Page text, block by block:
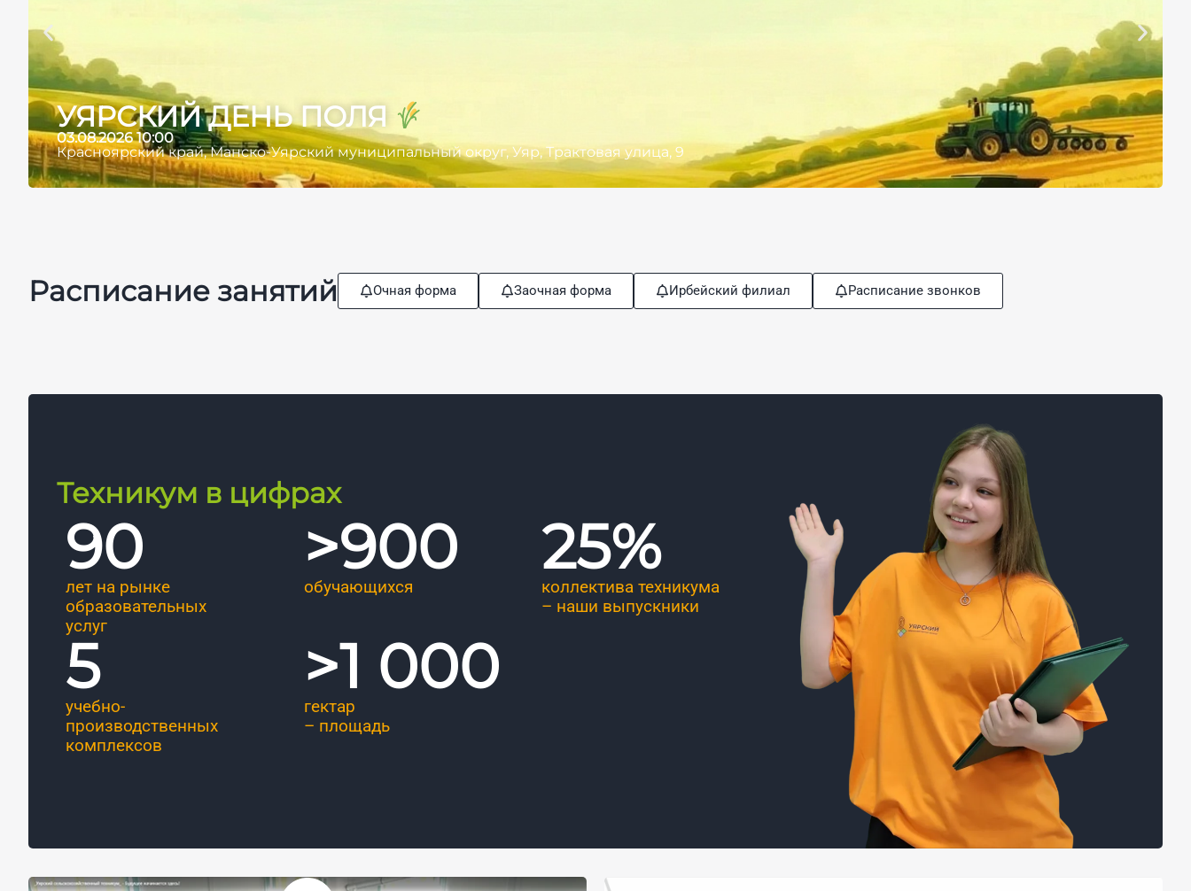
УЯРСКИЙ ДЕНЬ ПОЛЯ
03.08.2026 10:00
Красноярский край, Манско-Уярский муниципальный округ, Уяр, Трактовая улица, 9
Расписание занятий Очная форма Заочная форма Ирбейский филиал Расписание звонков
Техникум в цифрах
лет на рынке
образовательных
услуг
90
обучающихся
>900
коллектива техникума
– наши выпускники
25%
учебно-
производственных
комплексов
5
гектар
– площадь
>1 000